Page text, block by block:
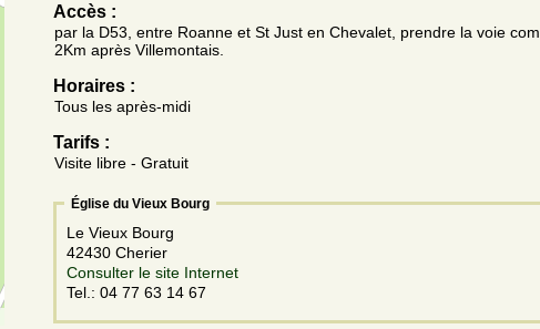
Accès :
par la D53, entre Roanne et St Just en Chevalet, prendre la voie
2Km après Villemontais.
Horaires :
Tous les après-midi
Tarifs :
Visite libre - Gratuit
Église du Vieux Bourg
Le Vieux Bourg
42430 Cherier
Consulter le site Internet
Tel.: 04 77 63 14 67